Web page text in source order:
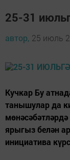
25-31
автор, 25 июль
Кучкар Бу
танышулар да
ярыгыз белән
инициатива